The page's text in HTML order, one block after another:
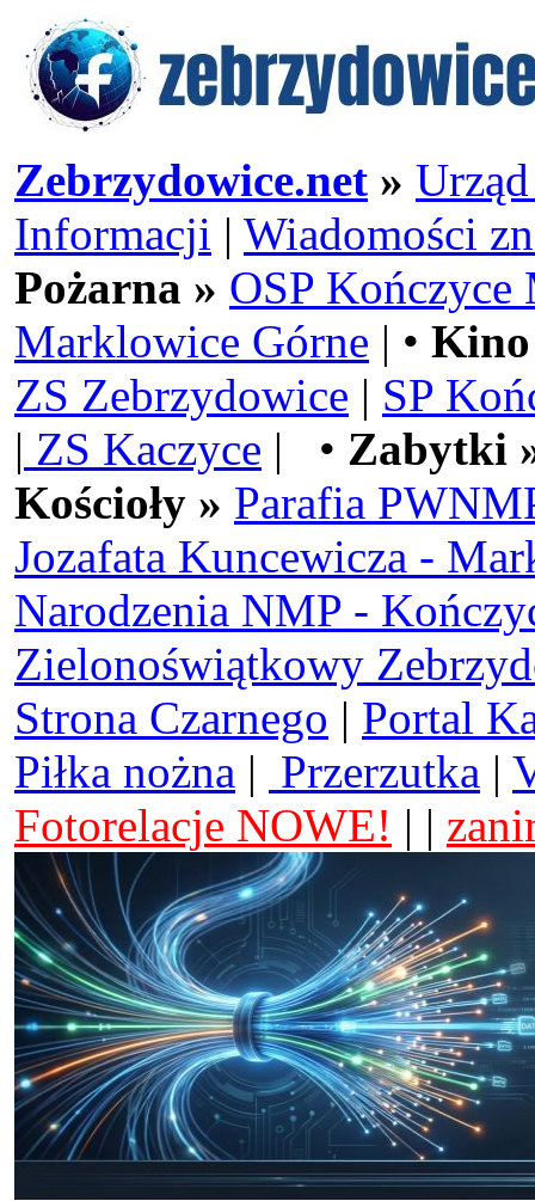
Zebrzydowice.net »
Informacji | Wiadomości
Pożarna » OSP Kończyce
Marklowice Górne | •
ZS Zebrzydowice | SP
| ZS Kaczyce | • Zabytki
Kościoły » Parafia
Jozafata Kuncewicza -
Narodzenia NMP -
Zielonoświątkowy
Strona Czarnego | Portal
Piłka nożna | Przerzutka |
Fotorelacje NOWE! | |